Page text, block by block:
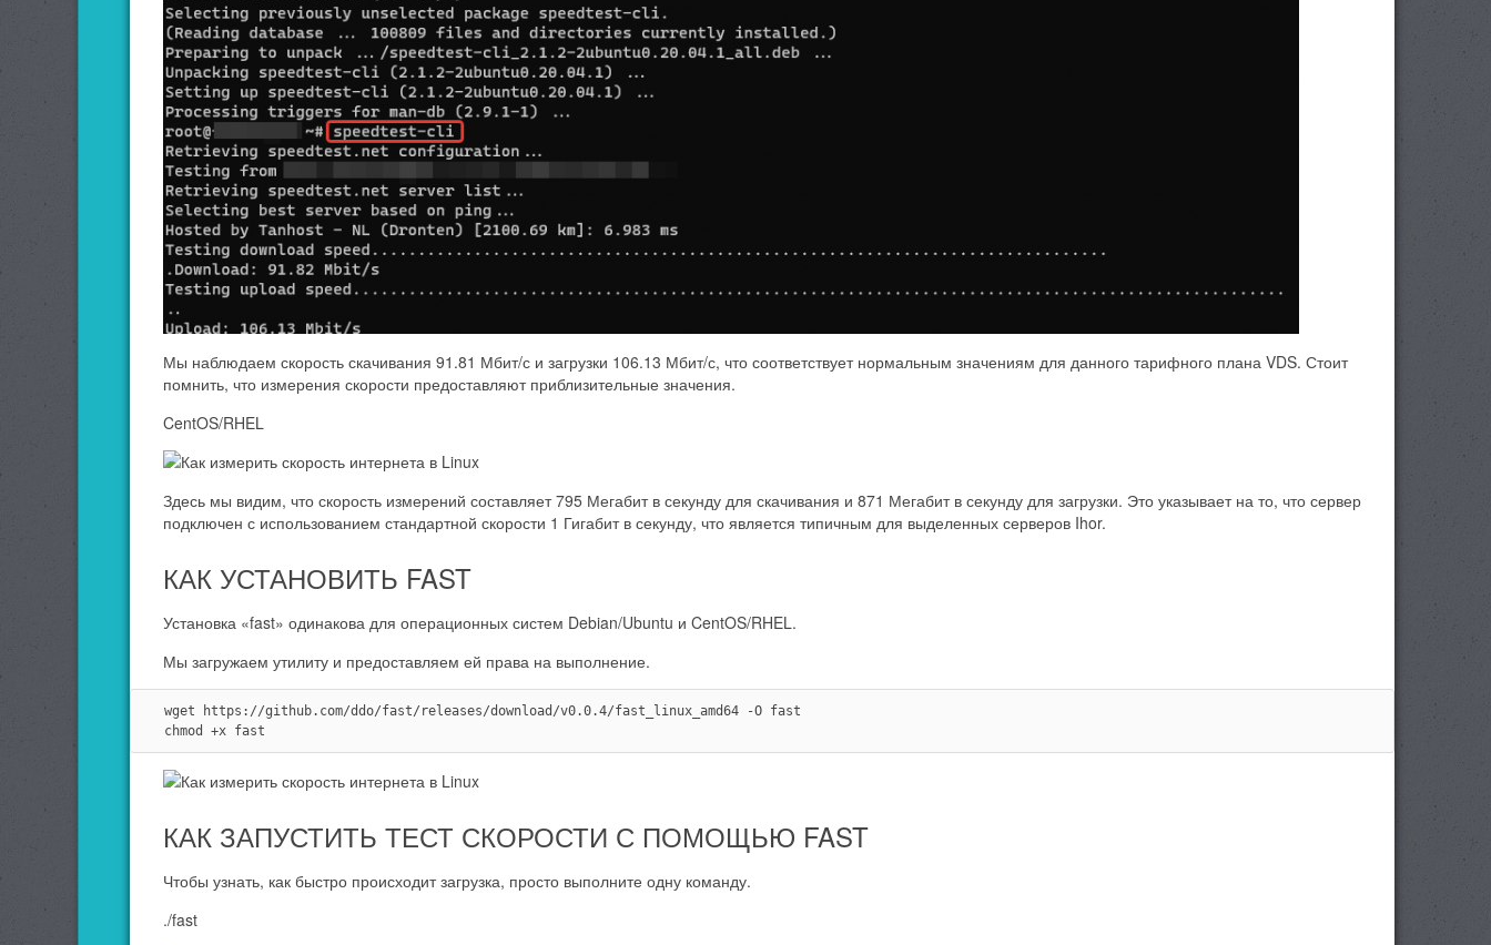
Мы наблюдаем скорость скачивания 91.81 Мбит/с и загрузки 106.13 Мбит/с, что соответствует нормальным значениям для данного тарифного плана VDS. Стоит
помнить, что измерения скорости предоставляют приблизительные значения.
CentOS/RHEL
Здесь мы видим, что скорость измерений составляет 795 Мегабит в секунду для скачивания и 871 Мегабит в секунду для загрузки. Это указывает на то, что сервер
подключен с использованием стандартной скорости 1 Гигабит в секунду, что является типичным для выделенных серверов Ihor.
КАК УСТАНОВИТЬ FAST
Установка «fast» одинакова для операционных систем Debian/Ubuntu и CentOS/RHEL.
Мы загружаем утилиту и предоставляем ей права на выполнение.
wget https://github.com/ddo/fast/releases/download/v0.0.4/fast_linux_amd64 -O fast
chmod +x fast
КАК ЗАПУСТИТЬ ТЕСТ СКОРОСТИ С ПОМОЩЬЮ FAST
Чтобы узнать, как быстро происходит загрузка, просто выполните одну команду.
./fast